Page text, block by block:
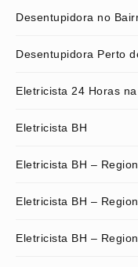
Desentupidora no
Desentupidora Perto
Eletricista 24 Horas
Eletricista BH
Eletricista BH –
Eletricista BH –
Eletricista BH –